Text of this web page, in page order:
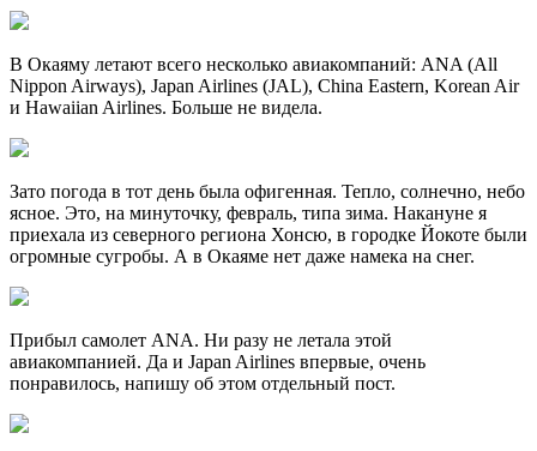
В Окаяму летают всего несколько авиакомпаний: ANA (All
Nippon Airways), Japan Airlines (JAL), China Eastern, Korean Air
и Hawaiian Airlines. Больше не видела.
Зато погода в тот день была офигенная. Тепло, солнечно, небо
ясное. Это, на минуточку, февраль, типа зима. Накануне я
приехала из северного региона Хонсю, в городке Йокоте были
огромные сугробы. А в Окаяме нет даже намека на снег.
Прибыл самолет ANA. Ни разу не летала этой
авиакомпанией. Да и Japan Airlines впервые, очень
понравилось, напишу об этом отдельный пост.